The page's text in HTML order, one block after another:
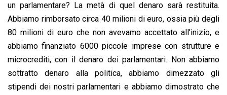
un parlamentare? La metà di quel denaro sarà restituita.
Abbiamo rimborsato circa 40 milioni di euro, ossia più degli
80 milioni di euro che non avevamo accettato all’inizio, e
abbiamo finanziato 6000 piccole imprese con strutture e
microcrediti, con il denaro dei parlamentari. Non abbiamo
sottratto denaro alla politica, abbiamo dimezzato gli
stipendi dei nostri parlamentari e abbiamo dimostrato che